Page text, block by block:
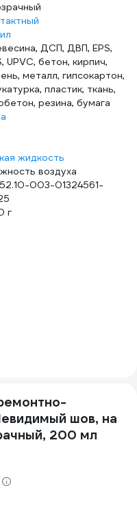
ДСП, ДВП, EPS,
UPVC, бетон, кирпич,
металл, гипсокартон,
пластик, ткань,
резина, бумага
жидкость
воздуха
003-01324561-
г
шов, на
200 мл